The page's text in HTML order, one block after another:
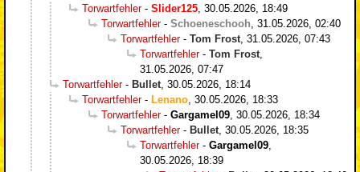
Torwartfehler- Slider125 30.05.2026, 18:49
Torwartfehler- Schoeneschooh 31.05.2026, 02:40
Torwartfehler- Tom Frost 31.05.2026, 07:43
Torwartfehler- Tom Frost
31.05.2026, 07:47
Torwartfehler- Bullet 30.05.2026, 18:14
Torwartfehler- Lenano 30.05.2026, 18:33
Torwartfehler- Gargamel09 30.05.2026, 18:34
Torwartfehler- Bullet 30.05.2026, 18:35
Torwartfehler- Gargamel09
30.05.2026, 18:39